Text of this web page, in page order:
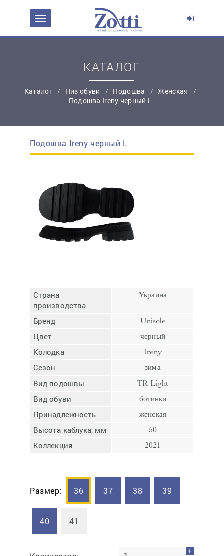
КАТАЛОГ
Каталог Низ обуви Подошва
Женская
Подошва Ireny черный L
Подошва Ireny черный L
Страна
производства
Украина
Бренд Unisole
Цвет черный
Колодка Ireny
Сезон зима
Вид подошвы TR-Light
Вид обуви ботинки
Принадлежность женская
Высота каблука, мм 50
Коллекция 2021
Размер: 36 37 38 39
40 41
+
ЗАДАТЬ ВОПРОС О ПРОДУКТЕ
Эл. почта:
Контактный телефон:*